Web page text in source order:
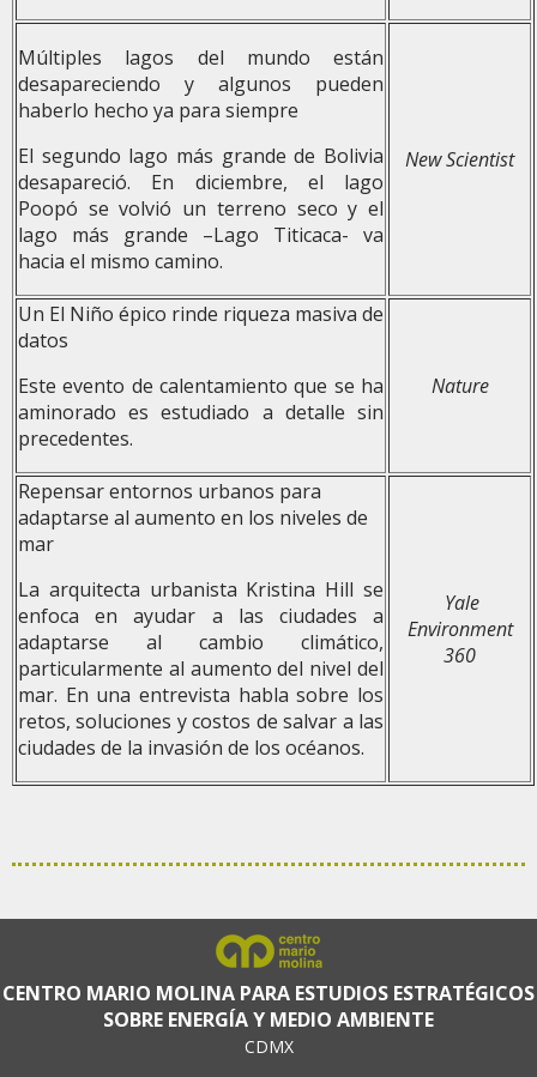
Múltiples lagos del mundo están
desapareciendo y algunos pueden
haberlo hecho ya para siempre
El segundo lago más grande de Bolivia
desapareció. En diciembre, el lago
Poopó se volvió un terreno seco y el
lago más grande –Lago Titicaca- va
hacia el mismo camino.
New Scientist
Un El Niño épico rinde riqueza masiva de
datos
Este evento de calentamiento que se ha
aminorado es estudiado a detalle sin
precedentes.
Nature
Repensar entornos urbanos para
adaptarse al aumento en los niveles de
mar
La arquitecta urbanista Kristina Hill se
enfoca en ayudar a las ciudades a
adaptarse al cambio climático,
particularmente al aumento del nivel del
mar. En una entrevista habla sobre los
retos, soluciones y costos de salvar a las
ciudades de la invasión de los océanos.
Yale
Environment
360
CENTRO MARIO MOLINA PARA ESTUDIOS ESTRATÉGICOS
SOBRE ENERGÍA Y MEDIO AMBIENTE
CDMX